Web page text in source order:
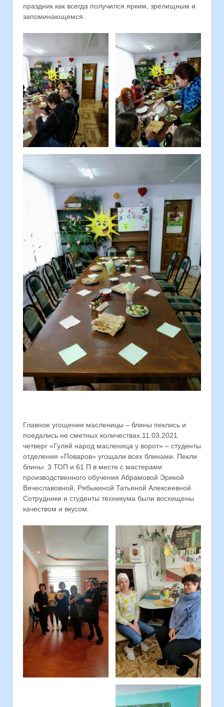
праздник как всегда получился ярким, зрелищным и
запоминающемся.
Главное угощение масленицы – блины пеклись и
поедались не сметных количествах.11.03.2021
четверг «Гуляй народ масленица у ворот» – студенты
отделения «Поваров» угощали всех блинами. Пекли
блины: 3 ТОП и 61 П в месте с мастерами
производственного обучения Абрамовой Эрикой
Вячеславовной, Рябыкиной Татьяной Алексеевной.
Сотрудники и студенты техникума были восхищены
качеством и вкусом.